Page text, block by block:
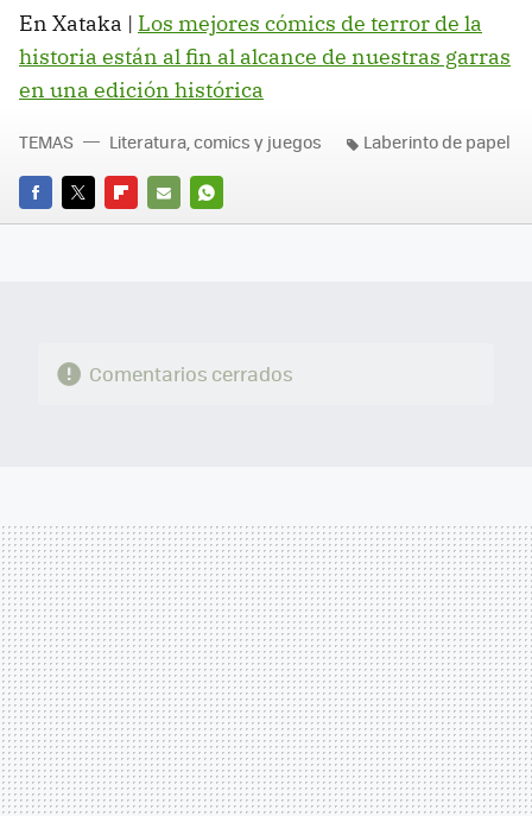
En Xataka | Los mejores cómics de terror de la
historia están al fin al alcance de nuestras garras
en una edición histórica
FACEBOOK
TWITTERFLIPBOARD
E-
WHATSAPP
TEMAS Literatura, comics y juegos Laberinto de papel
Comentarios cerrados